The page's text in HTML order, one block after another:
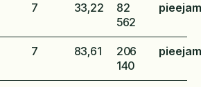
7 33,22
82
562
7 83,61
206
140